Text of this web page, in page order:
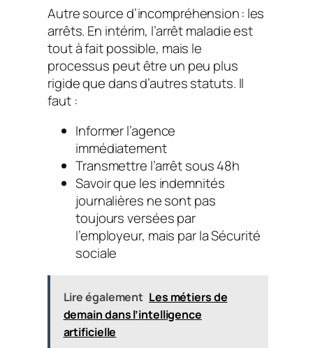
Autre source d’incompréhension : les
arrêts. En intérim, l’arrêt maladie est
tout à fait possible, mais le
processus peut être un peu plus
rigide que dans d’autres statuts. Il
faut :
Informer l’agence
immédiatement
Transmettre l’arrêt sous 48h
Savoir que les indemnités
journalières ne sont pas
toujours versées par
l’employeur, mais par la Sécurité
sociale
Lire également Les métiers de
demain dans l’intelligence
artificielle